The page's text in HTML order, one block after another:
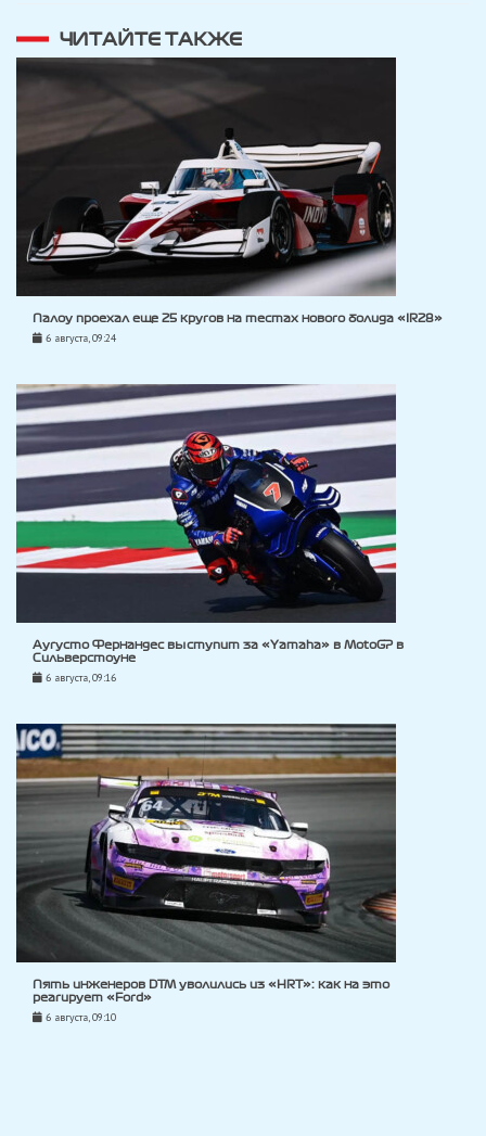
ЧИТАЙТЕ ТАКЖЕ
Палоу проехал еще 25 кругов на тестах нового болида «IR28»
6 августа, 09:24
Аугусто Фернандес выступит за «Yamaha» в MotoGP в
Сильверстоуне
6 августа, 09:16
Пять инженеров DTM уволились из «HRT»: как на это
реагирует «Ford»
6 августа, 09:10